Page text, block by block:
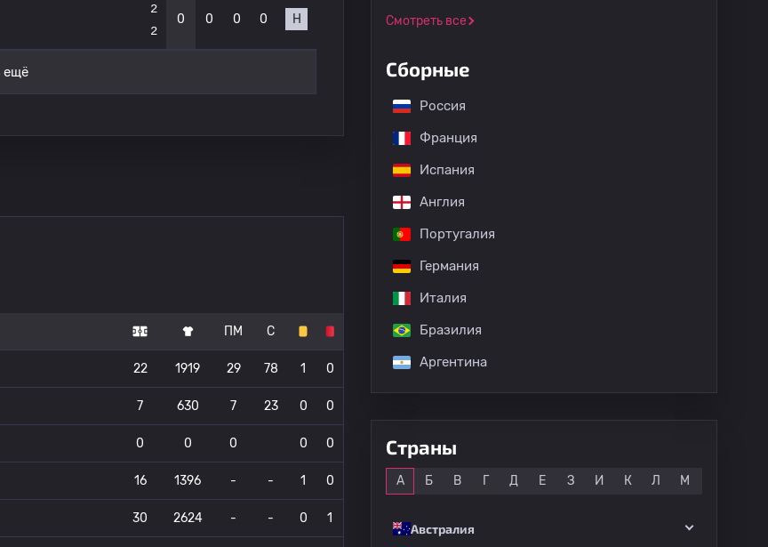
2
2
0 0 0 0 Н
ещё
ПМ С
22 1919 29 78 1 0
7 630 7 23 0 0
0 0 0 0 0
16 1396 - - 1 0
30 2624 - - 0 1
Смотреть все
Сборные
Россия
Франция
Испания
Англия
Португалия
Германия
Италия
Бразилия
Аргентина
Страны
А Б В Г Д Е З И К Л М
Австралия